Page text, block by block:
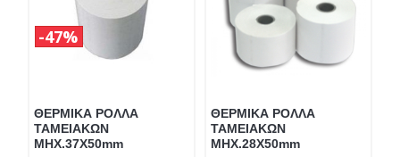
ΘΕΡΜΙΚΑ ΡΟΛΛΑ
ΤΑΜΕΙΑΚΩΝ
ΜΗΧ.37Χ50mm
47%
ΘΕΡΜΙΚΑ ΡΟΛΛΑ
ΤΑΜΕΙΑΚΩΝ
ΜΗΧ.28Χ50mm